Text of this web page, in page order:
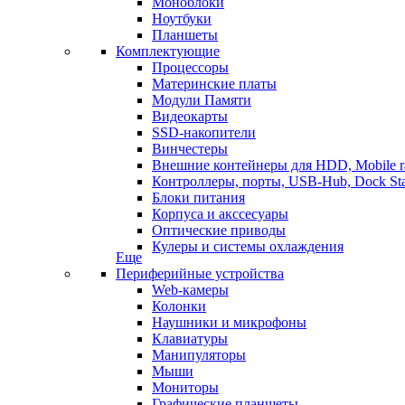
Ноутбуки
Планшеты
Комплектующие
Процессоры
Материнские платы
Модули Памяти
Видеокарты
SSD-накопители
Винчестеры
Внешние контейнеры для HDD, Mobile
Контроллеры, порты, USB-Hub, Dock
Блоки питания
Корпуса и акссесуары
Оптические приводы
Кулеры и системы охлаждения
Еще
Периферийные устройства
Web-камеры
Колонки
Наушники и микрофоны
Клавиатуры
Манипуляторы
Мыши
Мониторы